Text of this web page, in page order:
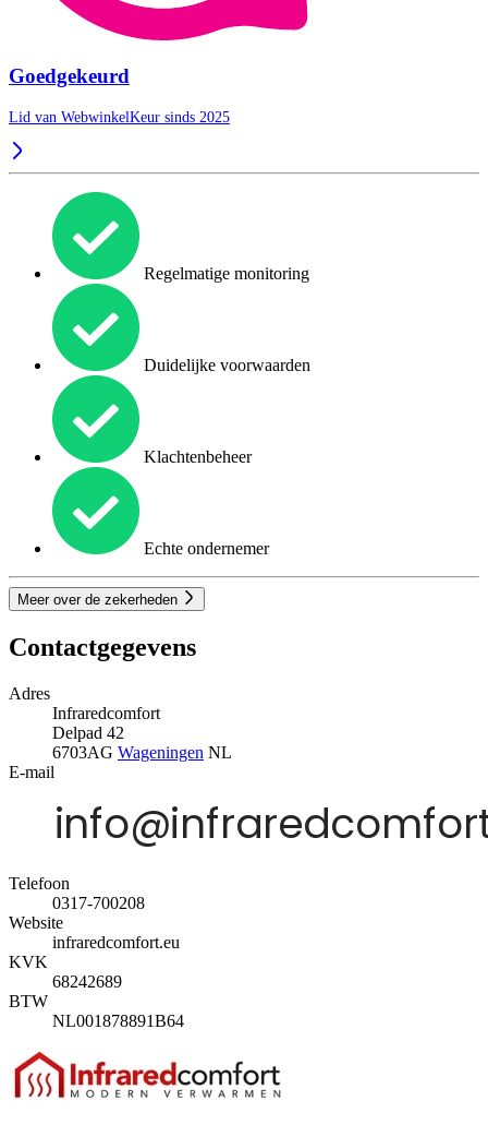
Goedgekeurd
Lid van WebwinkelKeur sinds 2025
Regelmatige monitoring
Duidelijke voorwaarden
Klachtenbeheer
Echte ondernemer
Meer over de zekerheden
Contactgegevens
Adres
Infraredcomfort
Delpad 42
6703AG Wageningen NL
E-mail
Telefoon
0317-700208
Website
infraredcomfort.eu
KVK
68242689
BTW
NL001878891B64